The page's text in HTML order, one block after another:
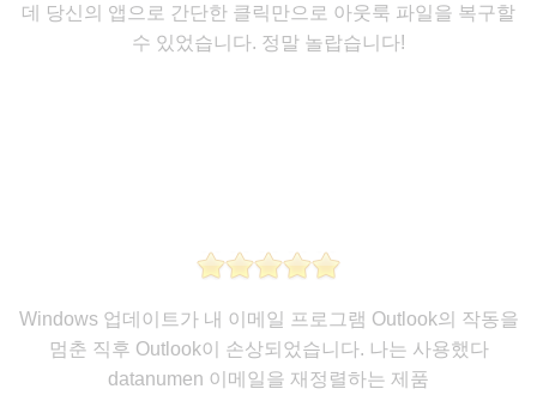
데 당신의 앱으로 간단한 클릭만으로 아웃룩 파일을 복구할
수 있었습니다. 정말 놀랍습니다!
Windows 업데이트가 내 이메일 프로그램 Outlook의 작동을
멈춘 직후 Outlook이 손상되었습니다. 나는 사용했다
datanumen 이메일을 재정렬하는 제품